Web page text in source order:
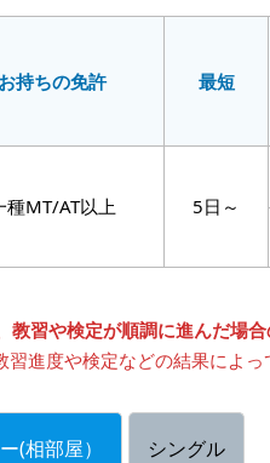
持ちの免許 最短
種MT/AT以上 5日～
教習や検定が順調に進んだ場合
進度や検定などの結果によっ
(相部屋） シングル